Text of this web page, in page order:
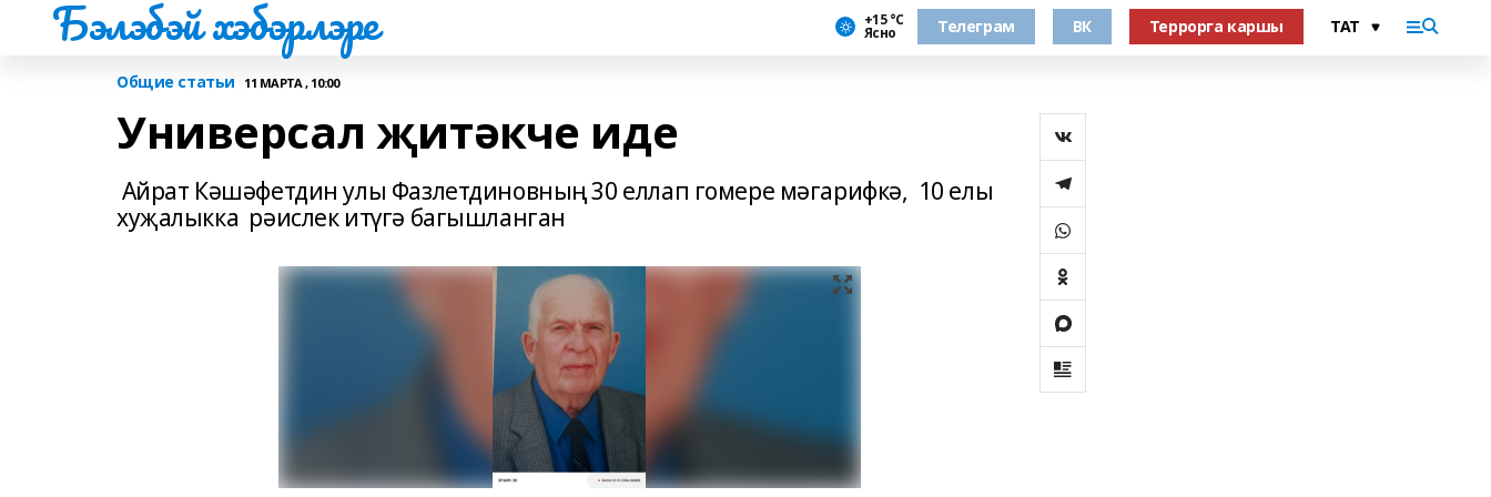
Бэлэбэй хэбэрлэре +15 °С
Ясно Телеграм ВК Террорга каршы
Общие статьи 11 МАРТА , 10:00
Универсал җитәкче иде
Айрат Кәшәфетдин улы Фазлетдиновның 30 еллап гомере мәгарифкә, 10 елы
хуҗалыкка рәислек итүгә багышланган